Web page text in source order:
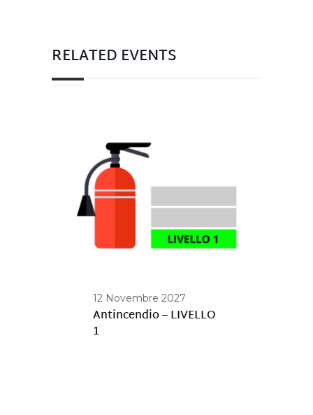
RELATED EVENTS
12 Novembre 2027
Antincendio – LIVELLO
1